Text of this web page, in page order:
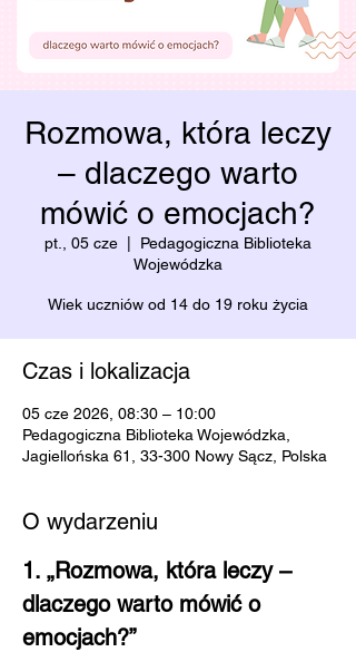
Rozmowa, która leczy
– dlaczego warto
mówić o emocjach?
pt., 05 cze
Pedagogiczna Biblioteka
Wojewódzka
Wiek uczniów od 14 do 19 roku życia
Czas i lokalizacja
05 cze 2026, 08:30 – 10:00
Pedagogiczna Biblioteka Wojewódzka,
Jagiellońska 61, 33-300 Nowy Sącz, Polska
O wydarzeniu
1. „Rozmowa, która leczy –
dlaczego warto mówić o
emocjach?”